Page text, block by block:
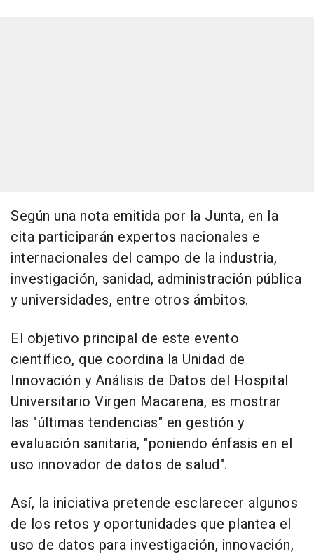
Según una nota emitida por la Junta, en la
cita participarán expertos nacionales e
internacionales del campo de la industria,
investigación, sanidad, administración pública
y universidades, entre otros ámbitos.
El objetivo principal de este evento
científico, que coordina la Unidad de
Innovación y Análisis de Datos del Hospital
Universitario Virgen Macarena, es mostrar
las "últimas tendencias" en gestión y
evaluación sanitaria, "poniendo énfasis en el
uso innovador de datos de salud".
Así, la iniciativa pretende esclarecer algunos
de los retos y oportunidades que plantea el
uso de datos para investigación, innovación,